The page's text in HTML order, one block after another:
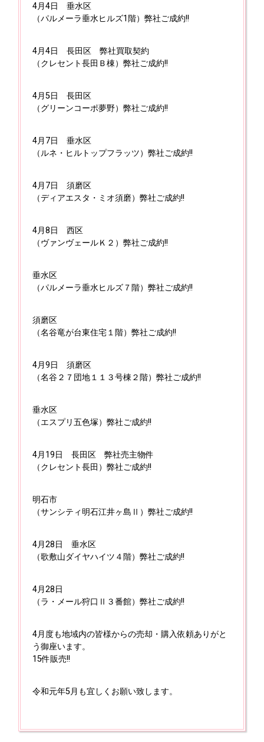
4月4日 垂水区
（パルメーラ垂水ヒルズ1階）弊社ご成約!!
4月4日 長田区 弊社買取契約
（クレセント長田Ｂ棟）弊社ご成約!!
4月5日 長田区
（グリーンコーポ夢野）弊社ご成約!!
4月7日 垂水区
（ルネ・ヒルトップフラッツ）弊社ご成約!!
4月7日 須磨区
（ディアエスタ・ミオ須磨）弊社ご成約!!
4月8日 西区
（ヴァンヴェールＫ２）弊社ご成約!!
垂水区
（パルメーラ垂水ヒルズ７階）弊社ご成約!!
須磨区
（名谷竜が台東住宅１階）弊社ご成約!!
4月9日 須磨区
（名谷２７団地１１３号棟２階）弊社ご成約!!
垂水区
（エスプリ五色塚）弊社ご成約!!
4月19日 長田区 弊社売主物件
（クレセント長田）弊社ご成約!!
明石市
（サンシティ明石江井ヶ島Ⅱ）弊社ご成約!!
4月28日 垂水区
（歌敷山ダイヤハイツ４階）弊社ご成約!!
4月28日
（ラ・メール狩口Ⅱ３番館）弊社ご成約!!
4月度も地域内の皆様からの売却・購入依頼ありがと
う御座います。
15件販売!!
令和元年5月も宜しくお願い致します。